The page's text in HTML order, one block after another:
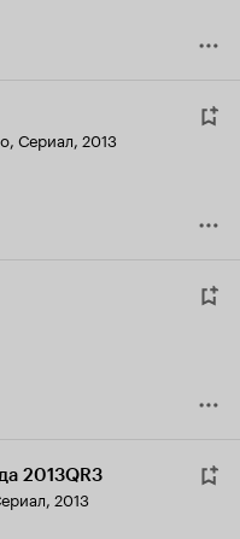
, Сериал, 2013
2013QR3
2013